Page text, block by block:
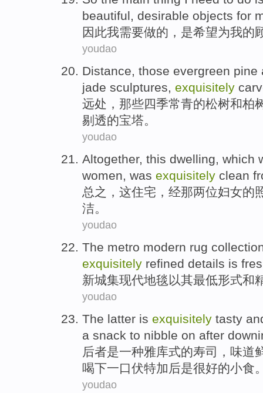
beautiful, desirable objects for
因此我需要做的， 是希望为我的
youdao
Distance, those evergreen pine
jade sculptures, exquisitely
远处 ， 那些四季常青的松树和柏
剔透的宝塔。
youdao
Altogether, this dwelling, which
women, was exquisitely clean
总之 ， 这住宅 ， 经那两位妇女的
洁。
youdao
The metro modern rug
exquisitely refined details is
新城集现代地毯 以其最低形式和
youdao
The latter is exquisitely tasty
a snack to nibble on after
后者是一种雅库式的寿司，味道
喝下一口伏特加 后是很好的小食
youdao